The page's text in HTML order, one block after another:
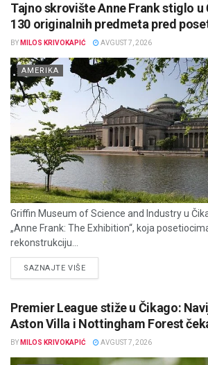
Tajno skrovište Anne Frank stiglo u
130 originalnih predmeta pred
BY MILOS KRIVOKAPIĆ AVGUST 7, 2026
AMERIKA
Griffin Museum of Science and Industry u
„Anne Frank: The Exhibition“, koja
rekonstrukciju...
SAZNAJTE VIŠEDETAILS
Premier League stiže u Čikago:
Aston Villa i Nottingham Forest
BY MILOS KRIVOKAPIĆ AVGUST 7, 2026